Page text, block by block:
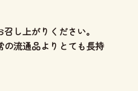
し上がりください。
の流通品よりとても長持